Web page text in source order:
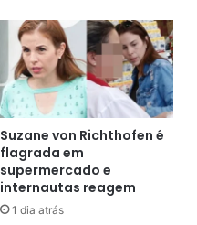
Suzane von Richthofen é
flagrada em
supermercado e
internautas reagem
1 dia atrás